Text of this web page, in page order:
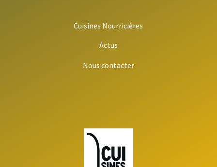
Cuisines Nourricières
Actus
Nous contacter